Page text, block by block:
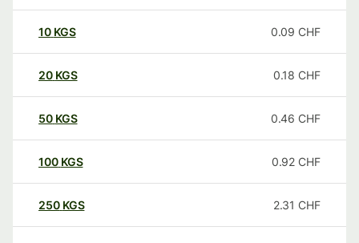
10 KGS 0.09 CHF
20 KGS 0.18 CHF
50 KGS 0.46 CHF
100 KGS 0.92 CHF
250 KGS 2.31 CHF